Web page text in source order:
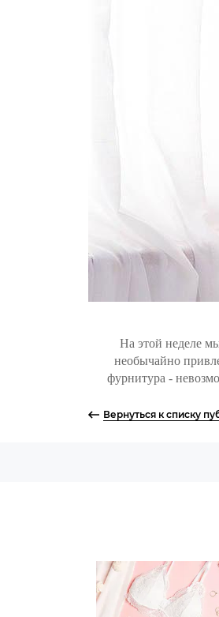
На этой неделе
необычайно
фурнитура -
Вернуться к списку